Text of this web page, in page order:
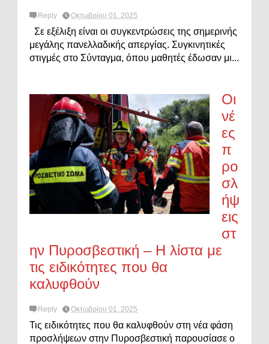
Reply Οκτωβρίου 01, 2025
Σε εξέλιξη είναι οι συγκεντρώσεις της σημερινής
μεγάλης πανελλαδικής απεργίας. Συγκινητικές
στιγμές στο Σύνταγμα, όπου μαθητές έδωσαν μι...
Οι
νέ
ες
π
ρο
σλ
ήψ
εις
στ
ην Πυροσβεστική – Η λίστα με
τις ειδικότητες που θα
καλυφθούν
Reply Οκτωβρίου 01, 2025
Τις ειδικότητες που θα καλυφθούν στη νέα φάση
προσλήψεων στην Πυροσβεστική παρουσίασε ο